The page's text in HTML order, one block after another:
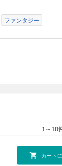
ファンタジー
1～10
カート